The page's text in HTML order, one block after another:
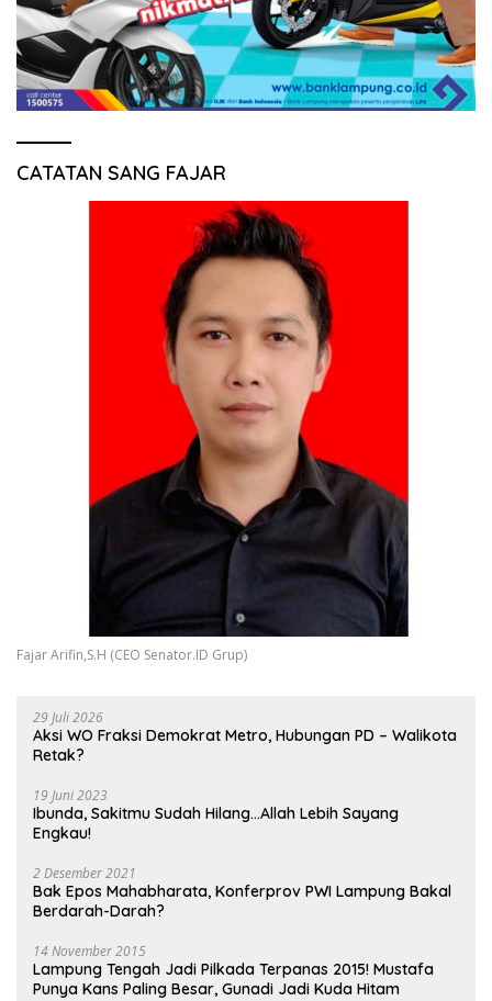
CATATAN SANG FAJAR
Fajar Arifin,S.H (CEO Senator.ID Grup)
29 Juli 2026
Aksi WO Fraksi Demokrat Metro, Hubungan PD – Walikota
Retak?
19 Juni 2023
Ibunda, Sakitmu Sudah Hilang…Allah Lebih Sayang
Engkau!
2 Desember 2021
Bak Epos Mahabharata, Konferprov PWI Lampung Bakal
Berdarah-Darah?
14 November 2015
Lampung Tengah Jadi Pilkada Terpanas 2015! Mustafa
Punya Kans Paling Besar, Gunadi Jadi Kuda Hitam